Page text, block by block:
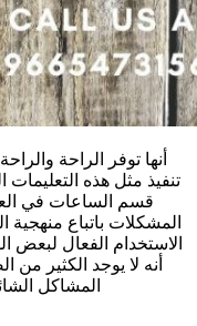
أنها توفر الراحة
تنفيذ مثل هذه التعليمات
قسم الساعات في
المشكلات باتباع
الاستخدام الفعال لبعض
أنه لا يوجد الكثير
المشاكل